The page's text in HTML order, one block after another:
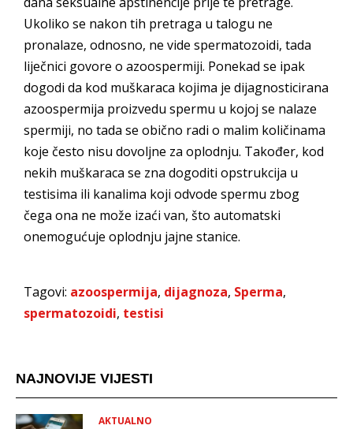
Ukoliko se nakon tih pretraga u talogu ne
pronalaze, odnosno, ne vide spermatozoidi, tada
liječnici govore o azoospermiji. Ponekad se ipak
dogodi da kod muškaraca kojima je dijagnosticirana
azoospermija proizvedu spermu u kojoj se nalaze
spermiji, no tada se obično radi o malim količinama
koje često nisu dovoljne za oplodnju. Također, kod
nekih muškaraca se zna dogoditi opstrukcija u
testisima ili kanalima koji odvode spermu zbog
čega ona ne može izaći van, što automatski
onemogućuje oplodnju jajne stanice.
Tagovi: azoospermija, dijagnoza, Sperma,
spermatozoidi, testisi
NAJNOVIJE VIJESTI
AKTUALNO